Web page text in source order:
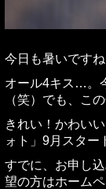
今日も暑いです
オール4キス…。
（笑）でも、こ
きれい！かわい
ォト」9月スター
すでに、お申し
望の方はホーム